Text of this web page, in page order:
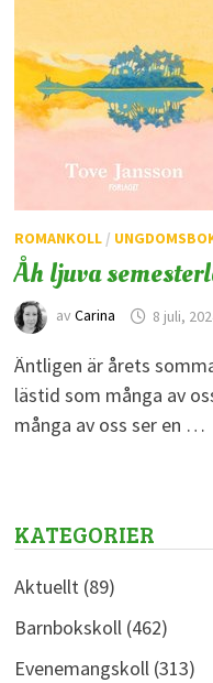
ROMANKOLL/
Åh ljuva
av Carina 8 juli,
Äntligen är årets
lästid som många av
många av oss ser en …
KATEGORIER
Aktuellt(89)
Barnbokskoll(462)
Evenemangskoll(313)